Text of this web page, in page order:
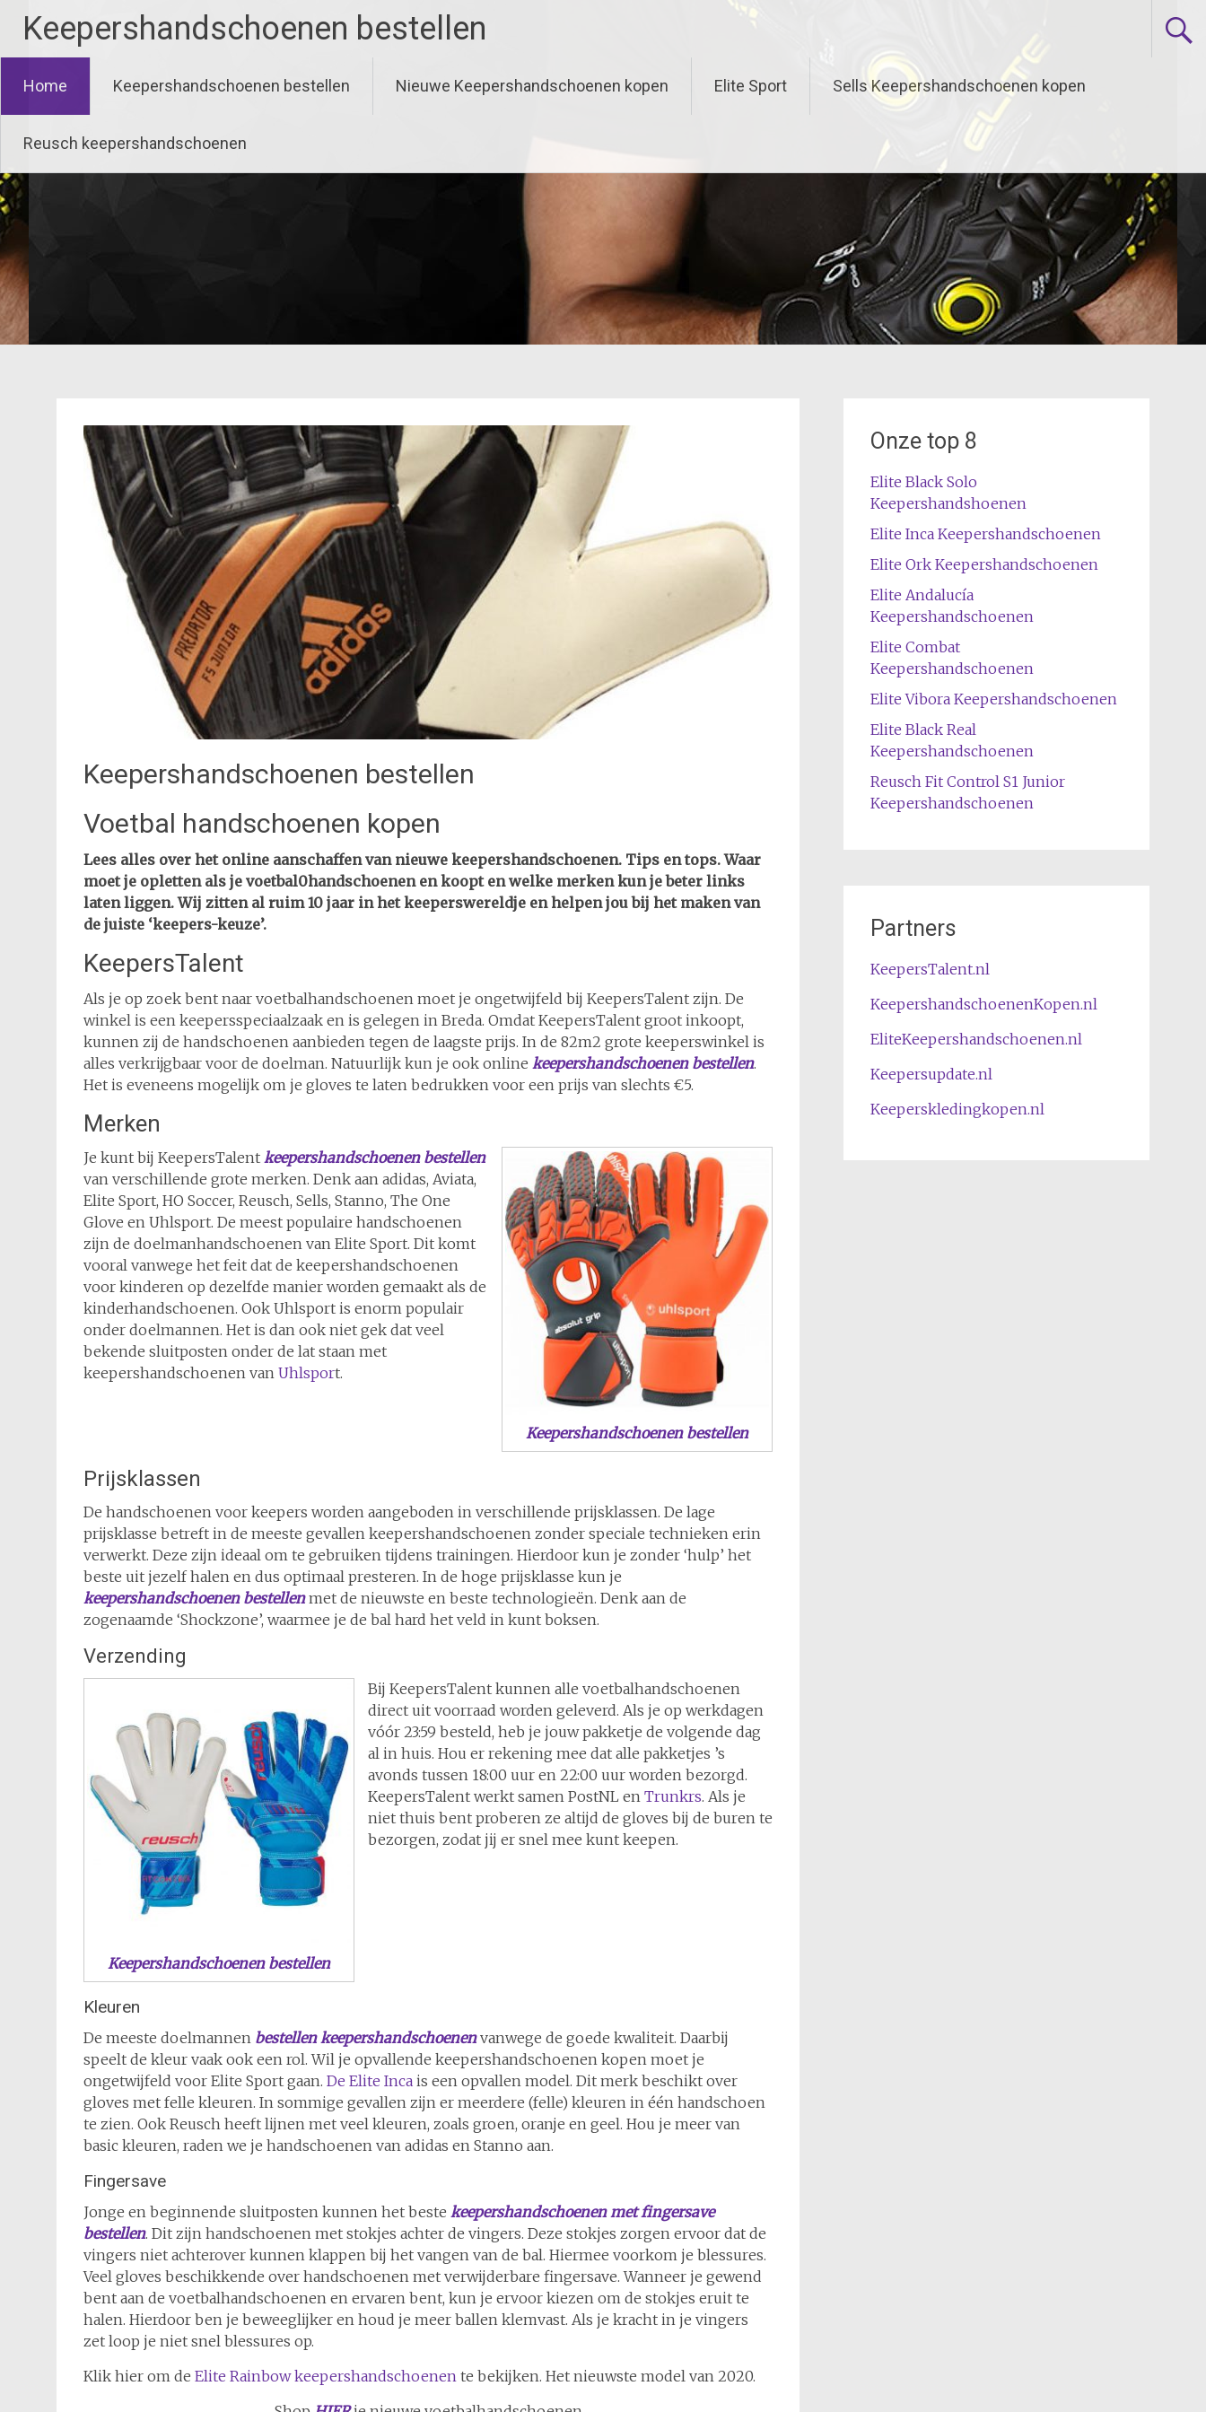
naar
de
Keepershandschoenen bestellen
Home Keepershandschoenen bestellen Nieuwe Keepershandschoenen kopen Elite Sport Sells Keepershandschoenen kopen
Reusch keepershandschoenen
Keepershandschoenen bestellen
Voetbal handschoenen kopen
Lees alles over het online aanschaffen van nieuwe keepershandschoenen. Tips en tops. Waar
moet je opletten als je voetbal0handschoenen en koopt en welke merken kun je beter links
laten liggen. Wij zitten al ruim 10 jaar in het keeperswereldje en helpen jou bij het maken van
de juiste ‘keepers-keuze’.
KeepersTalent
Als je op zoek bent naar voetbalhandschoenen moet je ongetwijfeld bij KeepersTalent zijn. De
winkel is een keepersspeciaalzaak en is gelegen in Breda. Omdat KeepersTalent groot inkoopt,
kunnen zij de handschoenen aanbieden tegen de laagste prijs. In de 82m2 grote keeperswinkel is
alles verkrijgbaar voor de doelman. Natuurlijk kun je ook online keepershandschoenen bestellen.
Het is eveneens mogelijk om je gloves te laten bedrukken voor een prijs van slechts €5.
Merken
Keepershandschoenen bestellen
Je kunt bij KeepersTalent keepershandschoenen bestellen
van verschillende grote merken. Denk aan adidas, Aviata,
Elite Sport, HO Soccer, Reusch, Sells, Stanno, The One
Glove en Uhlsport. De meest populaire handschoenen
zijn de doelmanhandschoenen van Elite Sport. Dit komt
vooral vanwege het feit dat de keepershandschoenen
voor kinderen op dezelfde manier worden gemaakt als de
kinderhandschoenen. Ook Uhlsport is enorm populair
onder doelmannen. Het is dan ook niet gek dat veel
bekende sluitposten onder de lat staan met
keepershandschoenen van Uhlsport.
Prijsklassen
De handschoenen voor keepers worden aangeboden in verschillende prijsklassen. De lage
prijsklasse betreft in de meeste gevallen keepershandschoenen zonder speciale technieken erin
verwerkt. Deze zijn ideaal om te gebruiken tijdens trainingen. Hierdoor kun je zonder ‘hulp’ het
beste uit jezelf halen en dus optimaal presteren. In de hoge prijsklasse kun je
keepershandschoenen bestellenmet de nieuwste en beste technologieën. Denk aan de
zogenaamde ‘Shockzone’, waarmee je de bal hard het veld in kunt boksen.
Verzending
Keepershandschoenen bestellen
Bij KeepersTalent kunnen alle voetbalhandschoenen
direct uit voorraad worden geleverd. Als je op werkdagen
vóór 23:59 besteld, heb je jouw pakketje de volgende dag
al in huis. Hou er rekening mee dat alle pakketjes ’s
avonds tussen 18:00 uur en 22:00 uur worden bezorgd.
KeepersTalent werkt samen PostNL en Trunkrs. Als je
niet thuis bent proberen ze altijd de gloves bij de buren te
bezorgen, zodat jij er snel mee kunt keepen.
Kleuren
De meeste doelmannen bestellen keepershandschoenenvanwege de goede kwaliteit. Daarbij
speelt de kleur vaak ook een rol. Wil je opvallende keepershandschoenen kopen moet je
ongetwijfeld voor Elite Sport gaan. De Elite Inca is een opvallen model. Dit merk beschikt over
gloves met felle kleuren. In sommige gevallen zijn er meerdere (felle) kleuren in één handschoen
te zien. Ook Reusch heeft lijnen met veel kleuren, zoals groen, oranje en geel. Hou je meer van
basic kleuren, raden we je handschoenen van adidas en Stanno aan.
Fingersave
Jonge en beginnende sluitposten kunnen het beste keepershandschoenen met fingersave
bestellen. Dit zijn handschoenen met stokjes achter de vingers. Deze stokjes zorgen ervoor dat de
vingers niet achterover kunnen klappen bij het vangen van de bal. Hiermee voorkom je blessures.
Veel gloves beschikkende over handschoenen met verwijderbare fingersave. Wanneer je gewend
bent aan de voetbalhandschoenen en ervaren bent, kun je ervoor kiezen om de stokjes eruit te
halen. Hierdoor ben je beweeglijker en houd je meer ballen klemvast. Als je kracht in je vingers
zet loop je niet snel blessures op.
Klik hier om de Elite Rainbow keepershandschoenen te bekijken. Het nieuwste model van 2020.
Onze top 8
Elite Black Solo
Keepershandshoenen
Elite Inca Keepershandschoenen
Elite Ork Keepershandschoenen
Elite Andalucía
Keepershandschoenen
Elite Combat
Keepershandschoenen
Elite Vibora Keepershandschoenen
Elite Black Real
Keepershandschoenen
Reusch Fit Control S1 Junior
Keepershandschoenen
Partners
KeepersTalent.nl
KeepershandschoenenKopen.nl
EliteKeepershandschoenen.nl
Keepersupdate.nl
Keeperskledingkopen.nl